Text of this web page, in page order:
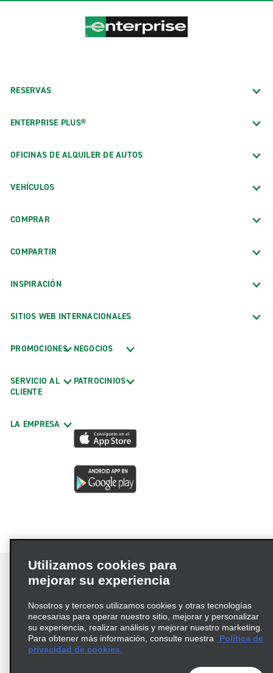
RESERVAS
ENTERPRISE PLUS®
OFICINAS DE ALQUILER DE AUTOS
VEHÍCULOS
COMPRAR
COMPARTIR
INSPIRACIÓN
SITIOS WEB INTERNACIONALES
PROMOCIONES
SERVICIO AL
CLIENTE
LA EMPRESA
NEGOCIOS
PATROCINIOS
Términos de uso
Política de privacidad
Política de cookies
Información de Salud del Consumidor
Utilizamos cookies para
mejorar su experiencia
Nosotros y terceros utilizamos cookies y otras tecnologías
necesarias para operar nuestro sitio, mejorar y personalizar
su experiencia, realizar análisis y mejorar nuestro marketing.
Para obtener más información, consulte nuestra
Política de
privacidad de cookies.